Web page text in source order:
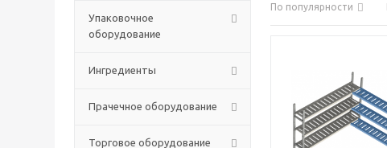
Упаковочное
оборудование
Ингредиенты
Прачечное оборудование
Торговое оборудование
По популярности